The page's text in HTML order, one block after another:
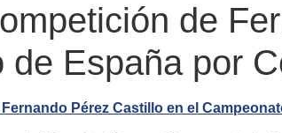
de
de España por